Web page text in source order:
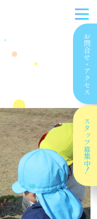
お問合せ
・
アクセス
スタッフ
募集中！